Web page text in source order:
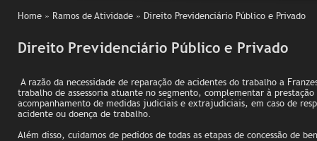
Home » Ramos de Atividade » Direito Previdenciário Público e Privado
Direito Previdenciário Público e Privado
A razão da necessidade de reparação de acidentes do trabalho a
trabalho de assessoria atuante no segmento, complementar à
acompanhamento de medidas judiciais e extrajudiciais, em caso de
acidente ou doença de trabalho.
Além disso, cuidamos de pedidos de todas as etapas de concessão de